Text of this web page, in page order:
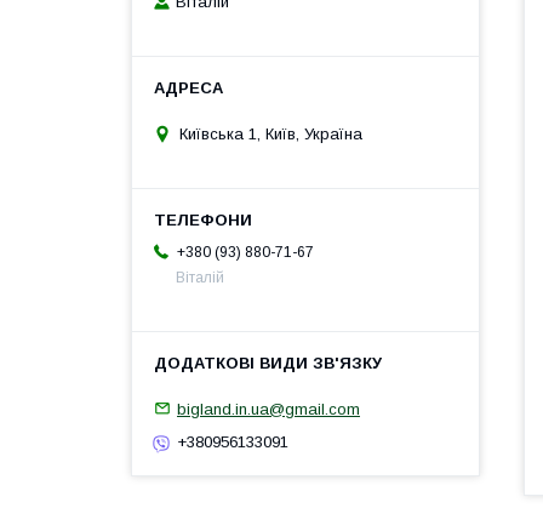
Київська 1, Київ, Україна
+380 (93) 880-71-67
Віталій
bigland.in.ua@gmail.com
+380956133091